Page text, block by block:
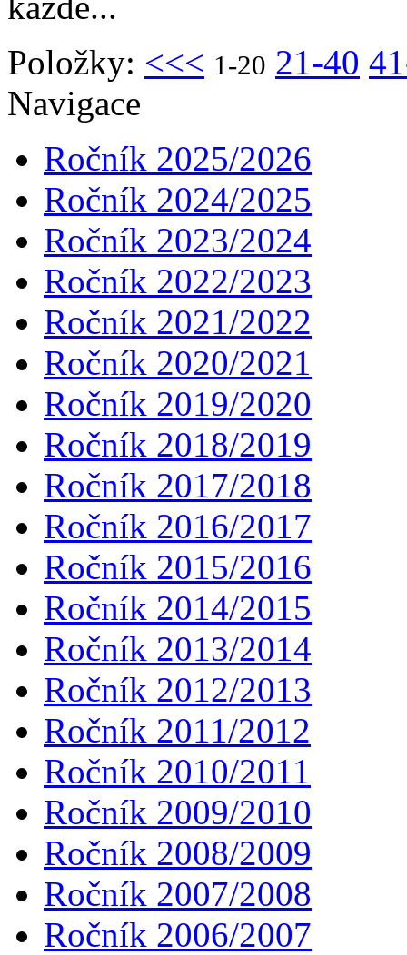
Položky: <<< 1-20 21-40
Navigace
Ročník 2025/2026
Ročník 2024/2025
Ročník 2023/2024
Ročník 2022/2023
Ročník 2021/2022
Ročník 2020/2021
Ročník 2019/2020
Ročník 2018/2019
Ročník 2017/2018
Ročník 2016/2017
Ročník 2015/2016
Ročník 2014/2015
Ročník 2013/2014
Ročník 2012/2013
Ročník 2011/2012
Ročník 2010/2011
Ročník 2009/2010
Ročník 2008/2009
Ročník 2007/2008
Ročník 2006/2007